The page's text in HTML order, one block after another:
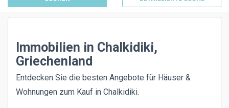
Immobilien in Chalkidiki,
Griechenland
Entdecken Sie die besten Angebote für Häuser &
Wohnungen zum Kauf in Chalkidiki.